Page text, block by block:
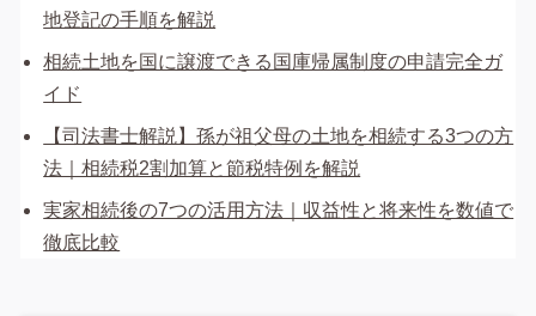
地登記の手順を解説
相続土地を国に譲渡できる国庫帰属制度の申請完全ガ
イド
【司法書士解説】孫が祖父母の土地を相続する3つの方
法｜相続税2割加算と節税特例を解説
実家相続後の7つの活用方法｜収益性と将来性を数値で
徹底比較